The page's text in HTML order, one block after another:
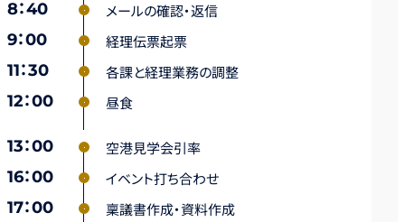
8：40 メールの確認・返信
9：00 経理伝票起票
11：30 各課と経理業務の調整
12：00 昼食
13：00 空港見学会引率
16：00 イベント打ち合わせ
17：00 稟議書作成・資料作成